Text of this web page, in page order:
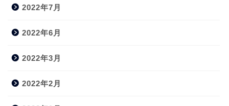
2022年7月
2022年6月
2022年3月
2022年2月